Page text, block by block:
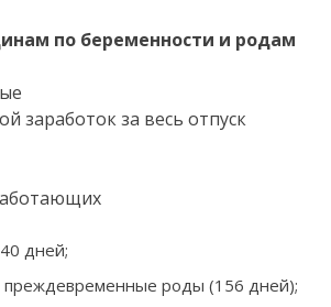
по беременности и родам
заработок за весь отпуск
дней;
роды (156 дней);